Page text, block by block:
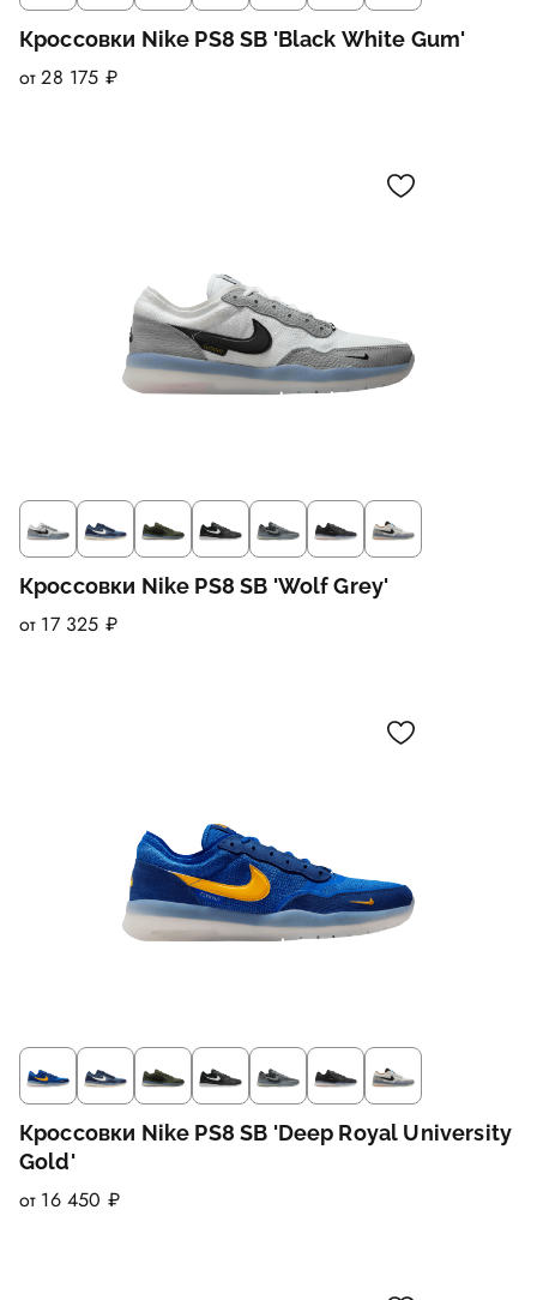
Кроссовки Nike PS8 SB 'Black White Gum'
от 28 175 ₽
Кроссовки Nike PS8 SB 'Wolf Grey'
от 17 325 ₽
Кроссовки Nike PS8 SB 'Deep Royal University
Gold'
от 16 450 ₽